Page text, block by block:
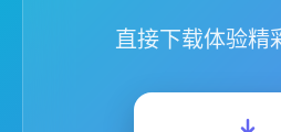
直接下载体验精